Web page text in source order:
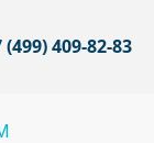
(499) 409-82-83